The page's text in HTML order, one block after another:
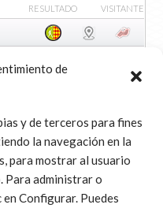
de
y de terceros para fines
la navegación en la
para mostrar al usuario
Para administrar o
Configurar. Puedes
RESULTADO VISITANTE